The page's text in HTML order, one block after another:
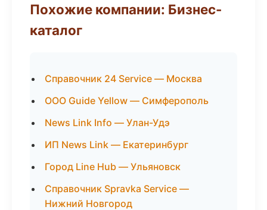
Похожие компании: Бизнес-
каталог
Справочник 24 Service — Москва
ООО Guide Yellow — Симферополь
News Link Info — Улан-Удэ
ИП News Link — Екатеринбург
Город Line Hub — Ульяновск
Справочник Spravka Service —
Нижний Новгород